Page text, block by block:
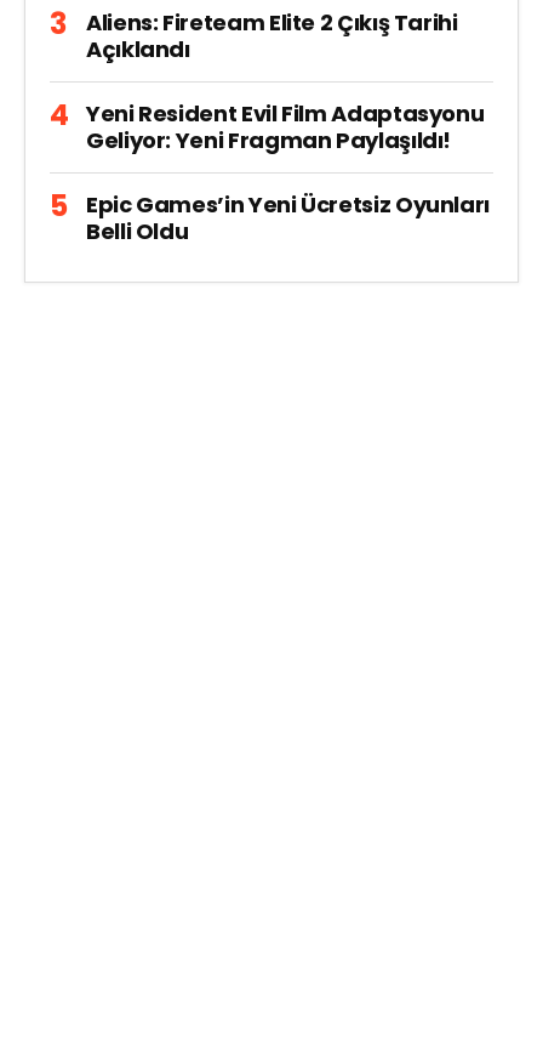
Aliens: Fireteam Elite 2 Çıkış Tarihi
Açıklandı
Yeni Resident Evil Film Adaptasyonu
Geliyor: Yeni Fragman Paylaşıldı!
Epic Games’in Yeni Ücretsiz Oyunları
Belli Oldu